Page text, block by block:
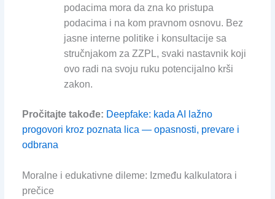
podacima mora da zna ko pristupa
podacima i na kom pravnom osnovu. Bez
jasne interne politike i konsultacije sa
stručnjakom za ZZPL, svaki nastavnik koji
ovo radi na svoju ruku potencijalno krši
zakon.
Pročitajte takođe: Deepfake: kada AI lažno
progovori kroz poznata lica — opasnosti, prevare i
odbrana
Moralne i edukativne dileme: Između kalkulatora i
prečice